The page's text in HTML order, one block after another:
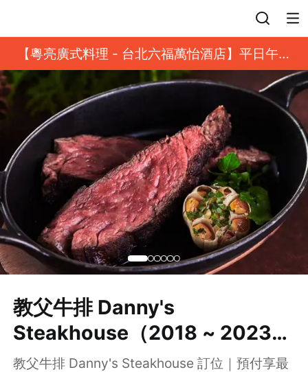
【粵亮廣式料理 - 台北六福萬怡酒店】平日午餐
8 折起｜靓港點套餐
教父牛排 Danny's
Steakhouse（2018 ~ 2023
米其林一星）
教父牛排 Danny's Steakhouse 訂位｜預付享最